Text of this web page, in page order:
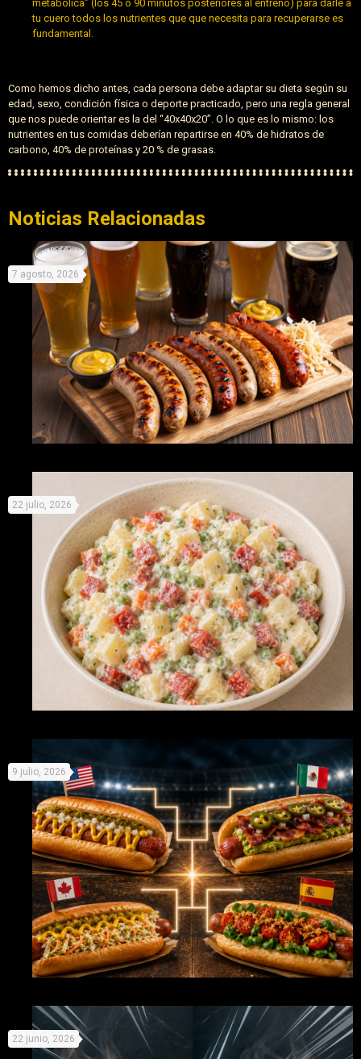
metabólica” (los 45 o 90 minutos posteriores al entreno) para darle a
tu cuero todos los nutrientes que que necesita para recuperarse es
fundamental.
Como hemos dicho antes, cada persona debe adaptar su dieta según su
edad, sexo, condición física o deporte practicado, pero una regla general
que nos puede orientar es la del “40x40x20”. O lo que es lo mismo: los
nutrientes en tus comidas deberían repartirse en 40% de hidratos de
carbono, 40% de proteínas y 20 % de grasas.
Noticias Relacionadas
con salchichas
7 agosto, 2026
verano
22 julio, 2026
competición
9 julio, 2026
22 junio, 2026